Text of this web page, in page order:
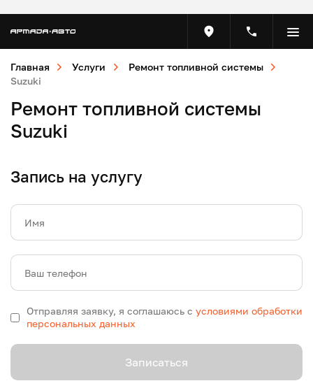
Главная Услуги
Ремонт топливной системы
Suzuki
Ремонт топливной системы
Suzuki
Запись на услугу
Имя
Ваш телефон
Отправляя заявку, я соглашаюсь с условиями обработки
персональных данных
Записаться